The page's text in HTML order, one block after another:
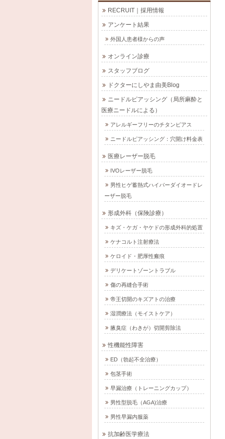
RECRUIT｜採用情報
アンケート結果
外国人患者様からの声
オンライン診療
スタッフブログ
ドクターにしやま由美Blog
ニードルピアッシング（局所麻酔と
医療ニードルによる）
アレルギーフリーのチタンピアス
ニードルピアッシング：穴開け料金表
医療レーザー脱毛
IVOレーザー脱毛
男性ヒゲ蓄熱式ハイパーダイオードレ
ーザー脱毛
形成外科（保険診療）
キズ・ケガ・ヤケドの形成外科的処置
ケナコルト注射療法
ケロイド・肥厚性瘢痕
デリケートゾーントラブル
傷の再縫合手術
帝王切開のキズアトの治療
湿潤療法（モイストケア）
腋臭症（わきが）切開剪除法
性機能性障害
ED（勃起不全治療）
包茎手術
早漏治療（トレーニングカップ）
男性型脱毛（AGA)治療
男性早漏内服薬
抗加齢医学療法